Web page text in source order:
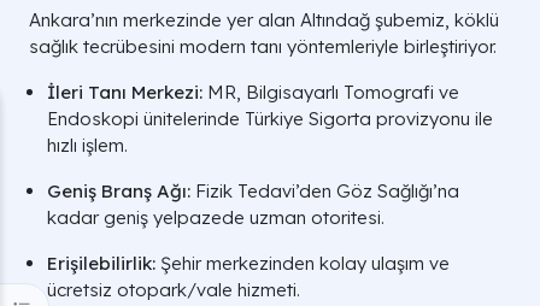
Ankara’nın merkezinde yer alan Altındağ şubemiz, köklü
sağlık tecrübesini modern tanı yöntemleriyle birleştiriyor.
İleri Tanı Merkezi: MR, Bilgisayarlı Tomografi ve
Endoskopi ünitelerinde Türkiye Sigorta provizyonu ile
hızlı işlem.
Geniş Branş Ağı: Fizik Tedavi’den Göz Sağlığı’na
kadar geniş yelpazede uzman otoritesi.
Erişilebilirlik: Şehir merkezinden kolay ulaşım ve
ücretsiz otopark/vale hizmeti.